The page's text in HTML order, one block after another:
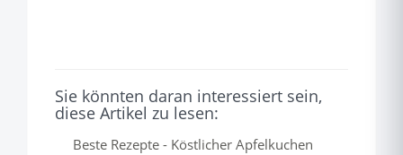
Sie könnten daran interessiert sein,
diese Artikel zu lesen:
Beste Rezepte - Köstlicher Apfelkuchen